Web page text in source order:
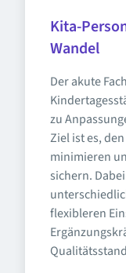
Kita-
Wandel
Der akute
zu
Ziel ist es,
minimieren
sichern.
flexibleren